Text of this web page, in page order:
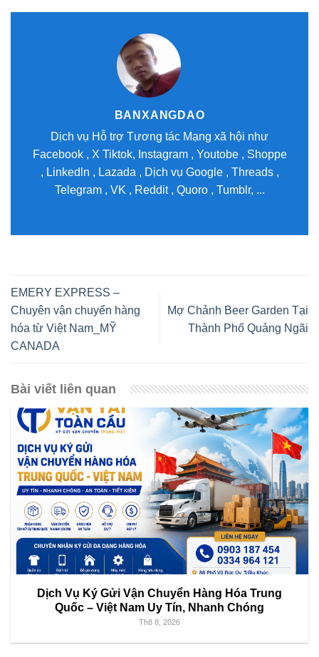
BANXANGDAO
Dịch vụ Hỗ trợ Tương tác Mạng xã hội như
Facebook , X Tiktok, Instagram , Youtobe , Shoppe
, Linkedln , Lazada , Dịch vụ Google , Threads ,
Telegram , VK , Reddit , Quoro , Tumblr, ...
EMERY EXPRESS –
Chuyên vận chuyển hàng
hóa từ Việt Nam_MỸ
CANADA
Mợ Chảnh Beer Garden Tại
Thành Phố Quảng Ngãi
Bài viết liên quan
Dịch Vụ Ký Gửi Vận Chuyển Hàng Hóa Trung
Quốc – Việt Nam Uy Tín, Nhanh Chóng
Th8 8, 2026